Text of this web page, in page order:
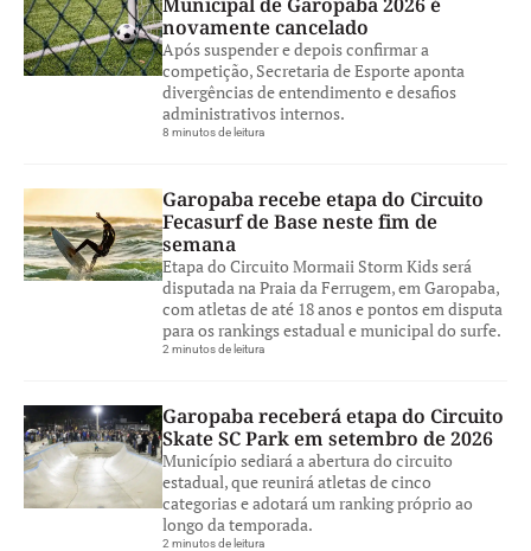
novamente cancelado
Após suspender e depois confirmar a
competição, Secretaria de Esporte aponta
divergências de entendimento e desafios
administrativos internos.
8 minutos de leitura
Garopaba recebe etapa do Circuito
Fecasurf de Base neste fim de
semana
Etapa do Circuito Mormaii Storm Kids será
disputada na Praia da Ferrugem, em Garopaba,
com atletas de até 18 anos e pontos em disputa
para os rankings estadual e municipal do surfe.
2 minutos de leitura
Garopaba receberá etapa do Circuito
Skate SC Park em setembro de 2026
Município sediará a abertura do circuito
estadual, que reunirá atletas de cinco
categorias e adotará um ranking próprio ao
longo da temporada.
2 minutos de leitura